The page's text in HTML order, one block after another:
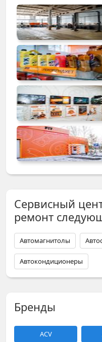
Сервисный
ремонт
Автомагнитолы
Автокондиционеры
Бренды
ACV